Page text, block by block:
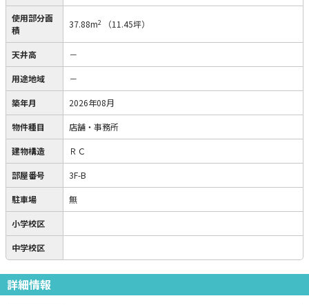
使用部分面
積
37.88m2 （11.45坪）
天井高 －
用途地域 －
築年月 2026年08月
物件種目 店舗・事務所
建物構造 ＲＣ
部屋番号 3F-B
駐車場 無
小学校区
中学校区
詳細情報